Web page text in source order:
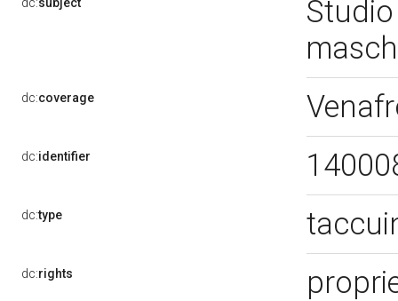
dc:coverage
dc:identifier
dc:type
dc:rights